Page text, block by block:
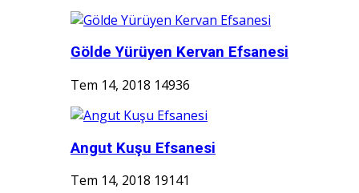
Gölde Yürüyen Kervan Efsanesi
Tem 14, 2018 14936
Angut Kuşu Efsanesi
Tem 14, 2018 19141